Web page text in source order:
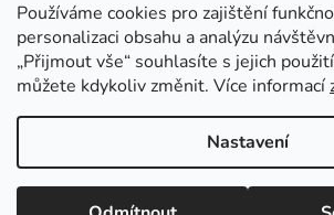
Používáme cookies pro zajištění
personalizaci obsahu a analýzu
„Přijmout vše“ souhlasíte s jejich
můžete kdykoliv změnit. Více informací
Nastavení
Cigar Point
.
Upravit nastavení
Používámeověření věku Adulto